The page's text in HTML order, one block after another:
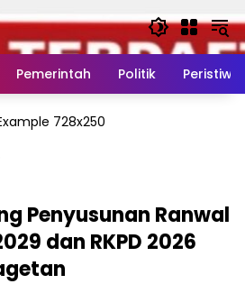
Pemerintah Politik Peristiwa
Penyusunan Ranwal
dan RKPD 2026